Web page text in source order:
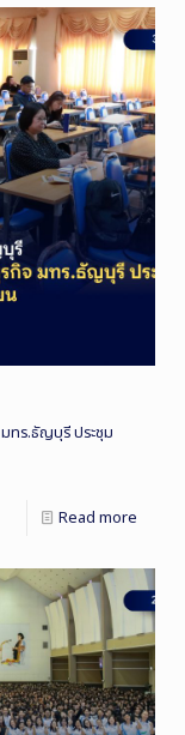
ทร.ธัญบุรี ประชุม
Read more